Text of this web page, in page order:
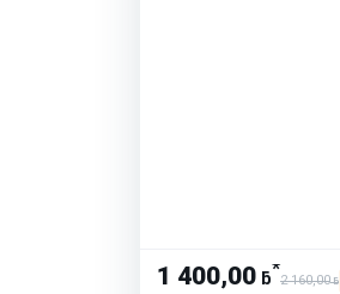
1 400,00 ƃ*
2 160,00ƃ